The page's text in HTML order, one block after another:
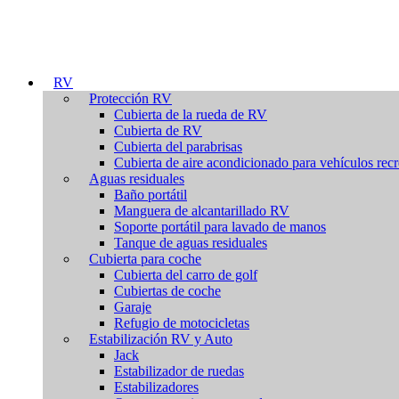
RV
Protección RV
Cubierta de la rueda de RV
Cubierta de RV
Cubierta del parabrisas
Cubierta de aire acondicionado para vehículos
Aguas residuales
Baño portátil
Manguera de alcantarillado RV
Soporte portátil para lavado de manos
Tanque de aguas residuales
Cubierta para coche
Cubierta del carro de golf
Cubiertas de coche
Garaje
Refugio de motocicletas
Estabilización RV y Auto
Jack
Estabilizador de ruedas
Estabilizadores